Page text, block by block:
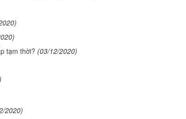
tạm thời? (03/12/2020)
2020)